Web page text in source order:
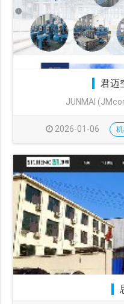
君迈
JUNMAI
2026-01-06